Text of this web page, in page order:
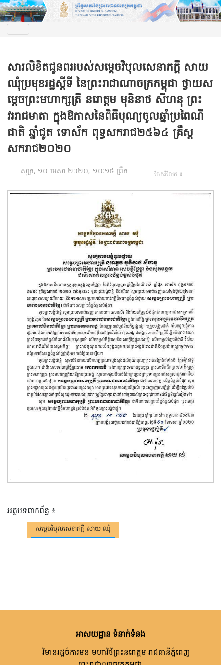
សារលិខិតជូនពររបស់សម្តេចវិបុលសេនាភក្តី សាយ
ឈុំប្រមុខរដ្ឋស្តីទី នៃព្រះរាជាណាចក្រកម្ពុជា ថ្វាយស
ម្តេចព្រះមហាក្សត្រី នរោត្ដម មុនិនាថ សីហនុ ព្រះ
វររាជមាតា ក្នុងឱកាសនៃពិធីបុណ្យចូលឆ្នាំប្រពៃណី
ជាតិ ឆ្នាំជូត ទោស័ក ពុទ្ធសករាជ២៥៦៤ គ្រឹស្ត
សករាជ២០២០
សុក្រ, ១០ មេសា ២០២០, ១០:១៥ ព្រឹក ចែករំលែក ៖
អត្ថបទពាក់ព័ន្ធ ៖
សម្តេចវិបុលសេនាភក្តី សាយ ឈុំ
អាសយដ្ឋាន ទំនាក់ទំនង
វិមានរដ្ឋចំការមន មហាវិថីព្រះនរោត្តម រាជធានីភ្នំពេញ